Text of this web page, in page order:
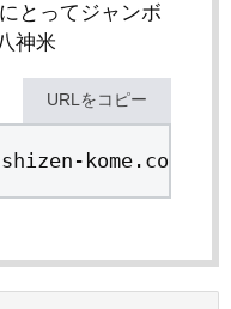
とってジャンボ
神米
URLをコピー
kome.com/